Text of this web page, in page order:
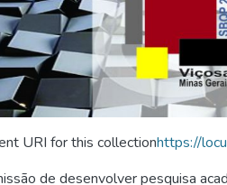
URI for this collectionhttps://
de desenvolver pesquisa